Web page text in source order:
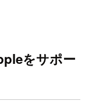
をサポー